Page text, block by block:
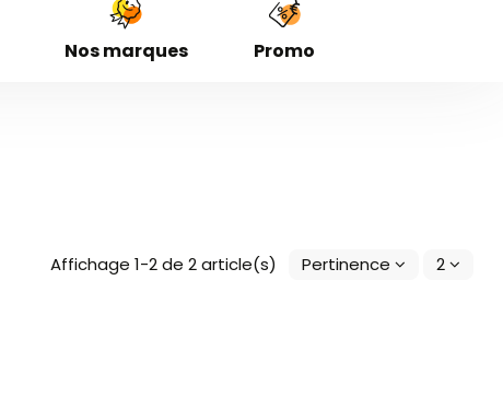
Nos marques Promo
Affichage 1-2 de 2 article(s) Pertinence 2